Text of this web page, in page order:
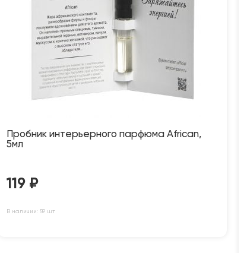
Пробник интерьерного парфюма African,
5мл
119 ₽
В наличии: 59 шт